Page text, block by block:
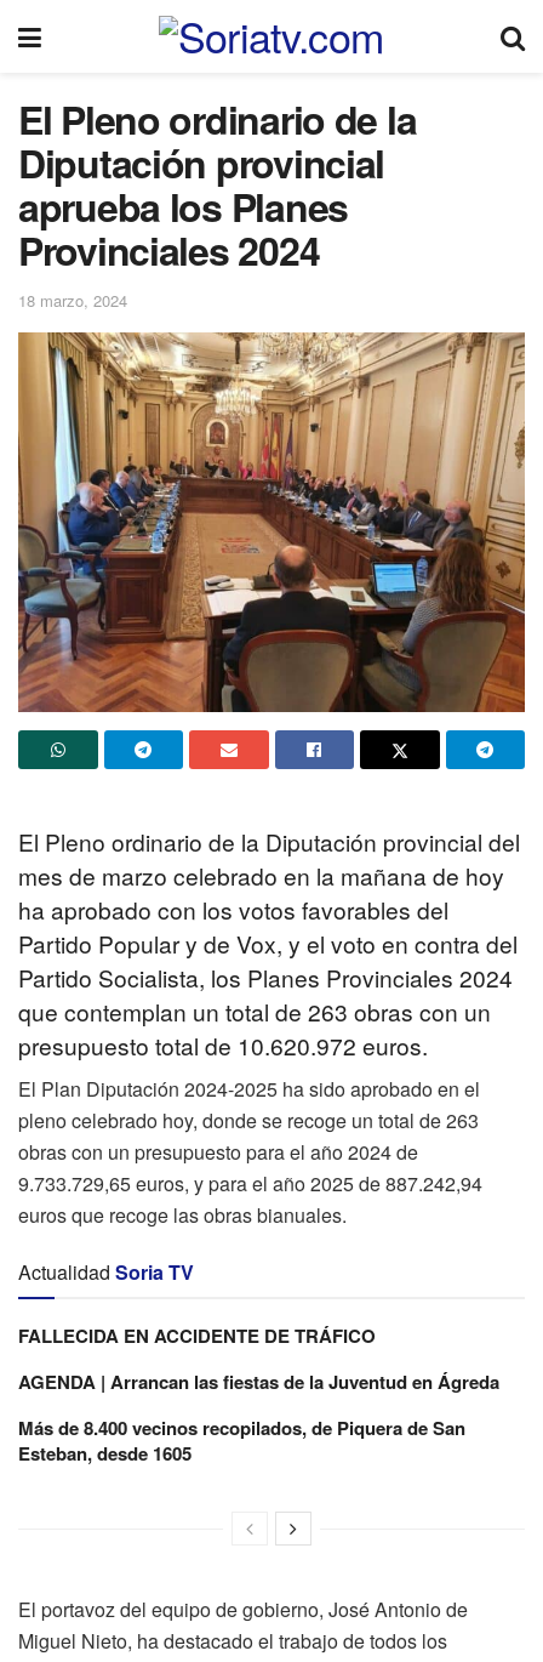
El Pleno ordinario de la
Diputación provincial
aprueba los Planes
Provinciales 2024
18 marzo, 2024
El Pleno ordinario de la Diputación provincial del
mes de marzo celebrado en la mañana de hoy
ha aprobado con los votos favorables del
Partido Popular y de Vox, y el voto en contra del
Partido Socialista, los Planes Provinciales 2024
que contemplan un total de 263 obras con un
presupuesto total de 10.620.972 euros.
El Plan Diputación 2024-2025 ha sido aprobado en el
pleno celebrado hoy, donde se recoge un total de 263
obras con un presupuesto para el año 2024 de
9.733.729,65 euros, y para el año 2025 de 887.242,94
euros que recoge las obras bianuales.
Actualidad Soria TV
FALLECIDA EN ACCIDENTE DE TRÁFICO
AGENDA | Arrancan las fiestas de la Juventud en Ágreda
Más de 8.400 vecinos recopilados, de Piquera de San
Esteban, desde 1605
El portavoz del equipo de gobierno, José Antonio de
Miguel Nieto, ha destacado el trabajo de todos los